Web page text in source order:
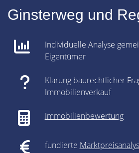
Ginsterweg und
Individuelle Analyse
Eigentümer
Klärung baurechtlicher
Immobilienverkauf
Immobilienbewertung
fundierte